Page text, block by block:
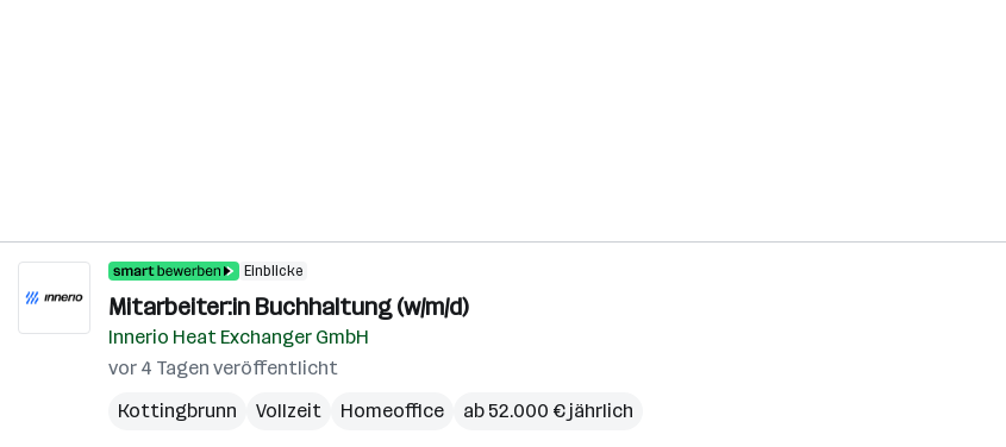
Einblicke
Mitarbeiter:in Buchhaltung (w/m/d)
Innerio Heat Exchanger GmbH
vor 4 Tagen veröffentlicht
Kottingbrunn
Vollzeit Homeoffice ab 52.000 € jährlich